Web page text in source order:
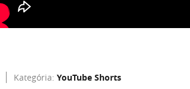
Kategória: YouTube Shorts